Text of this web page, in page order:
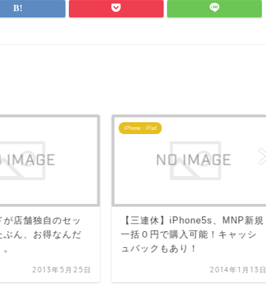
が店舗独自のセッ
ぶん、お得なんだ
2013年5月25日
iPhone・iPad
【三連休】iPhone5s、MNP新規
一括０円で購入可能！キャッシ
ュバックもあり！
2014年1月13日